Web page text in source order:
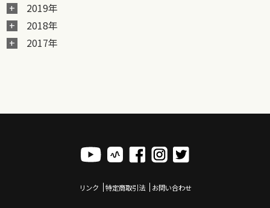
2019年
2018年
2017年
リンク 特定商取引法 お問い合わせ